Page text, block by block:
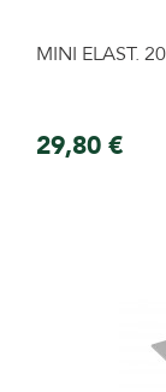
MINI ELAST.
29,80 €